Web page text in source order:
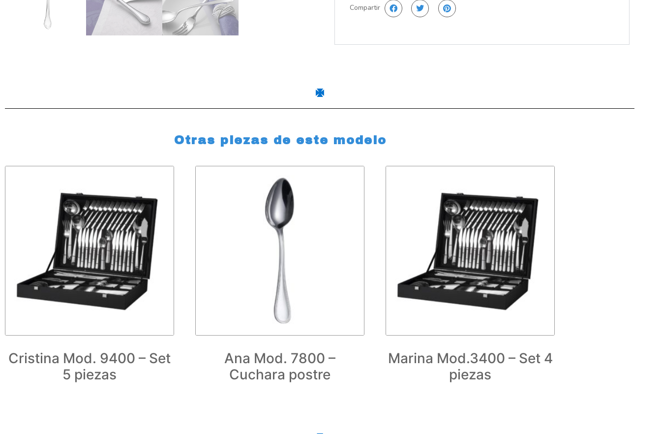
Compartir
Otras piezas de este modelo
Cristina Mod. 9400 – Set
5 piezas
Ana Mod. 7800 –
Cuchara postre
Marina Mod.3400 – Set 4
piezas